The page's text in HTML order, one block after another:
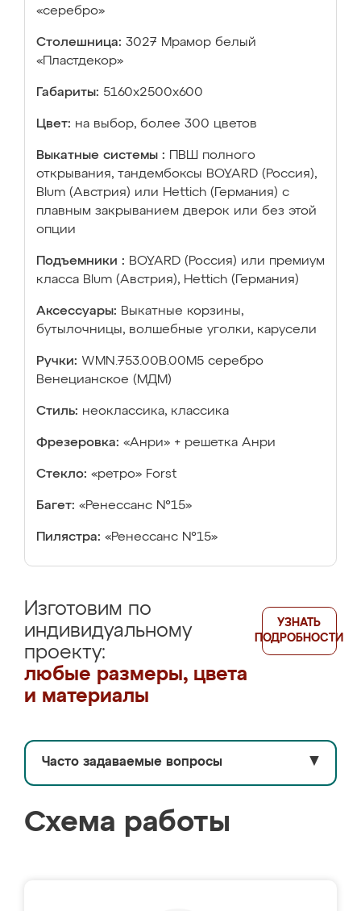
«серебро»
Столешница: 3027 Мрамор белый
«Пластдекор»
Габариты: 5160х2500х600
Цвет: на выбор, более 300 цветов
Выкатные системы :
ПВШ полного
открывания, тандембоксы BOYARD (Россия),
Blum (Австрия) или Hettich (Германия) с
плавным закрыванием дверок или без этой
опции
Подъемники : BOYARD (Россия) или премиум
класса Blum (Австрия), Hettich (Германия)
Аксессуары: Выкатные корзины,
бутылочницы, волшебные уголки, карусели
Ручки: WMN.753.00B.00M5 серебро
Венецианское (МДМ)
Стиль: неоклассика, классика
Фрезеровка: «Анри» + решетка Анри
Стекло: «ретро» Forst
Багет: «Ренессанс №15»
Пилястра: «Ренессанс №15»
Изготовим по
индивидуальному
проекту:
любые размеры, цвета
и материалы
УЗНАТЬ
ПОДРОБНОСТИ
Часто задаваемые вопросы ▼
Схема работы